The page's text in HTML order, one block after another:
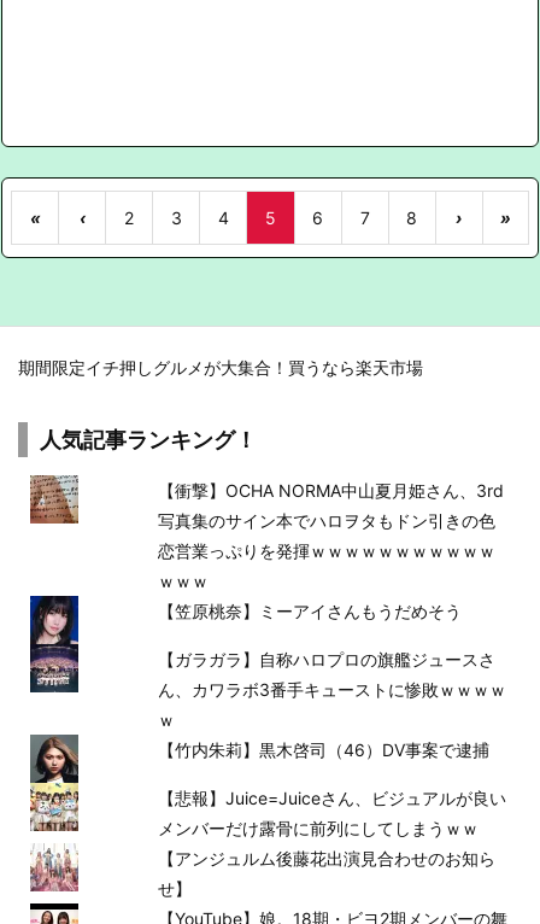
« ‹ 2 3 4 5 6 7 8 › »
期間限定イチ押しグルメが大集合！買うなら楽天市場
人気記事ランキング！
【衝撃】OCHA NORMA中山夏月姫さん、3rd
写真集のサイン本でハロヲタもドン引きの色
恋営業っぷりを発揮ｗｗｗｗｗｗｗｗｗｗｗ
ｗｗｗ
【笠原桃奈】ミーアイさんもうだめそう
【ガラガラ】自称ハロプロの旗艦ジュースさ
ん、カワラボ3番手キューストに惨敗ｗｗｗｗ
ｗ
【竹内朱莉】黒木啓司（46）DV事案で逮捕
【悲報】Juice=Juiceさん、ビジュアルが良い
メンバーだけ露骨に前列にしてしまうｗｗ
【アンジュルム後藤花出演見合わせのお知ら
せ】
【YouTube】娘。18期・ビヨ2期メンバーの舞